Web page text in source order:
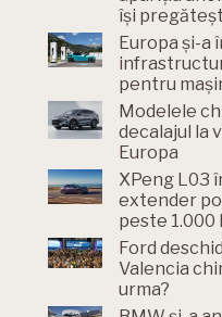
își
Europa și-a
pentru
Modelele
decalajul la
Europa
XPeng L03
extender
peste 1.000
Ford
Valencia
urma?